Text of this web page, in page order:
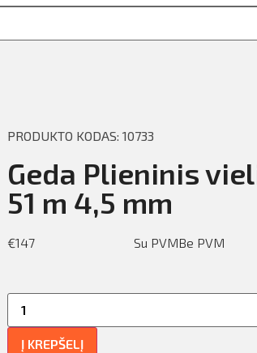
PRODUKTO KODAS: 10733
Geda Plieninis
51 m 4,5 mm
€147 Su PVMBe PVM
Į KREPŠELĮ